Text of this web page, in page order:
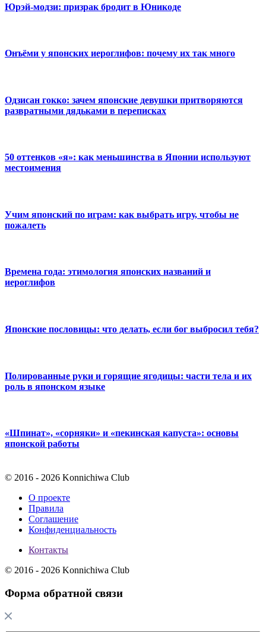
Юрэй-модзи: призрак бродит в Юникоде
Онъёми у японских иероглифов: почему их так много
Одзисан гокко: зачем японские девушки притворяются
развратными дядьками в переписках
50 оттенков «я»: как меньшинства в Японии используют
местоимения
Учим японский по играм: как выбрать игру, чтобы не
пожалеть
Времена года: этимология японских названий и
иероглифов
Японские пословицы: что делать, если бог выбросил тебя?
Полированные руки и горящие ягодицы: части тела и их
роль в японском языке
«Шпинат», «сорняки» и «пекинская капуста»: основы
японской работы
© 2016 - 2026 Konnichiwa Club
О проекте
Правила
Соглашение
Конфиденциальность
Контакты
© 2016 - 2026 Konnichiwa Club
Форма обратной связи